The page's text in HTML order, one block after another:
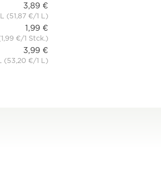
3,89 €
(51,87 €/1 L)
1,99 €
€/1 Stck.)
3,99 €
(53,20 €/1 L)